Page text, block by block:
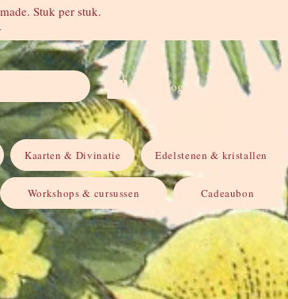
Stuk per stuk.
Inloggen
Kaarten & Divinatie Edelstenen & kristallen
Workshops & cursussen Cadeaubon